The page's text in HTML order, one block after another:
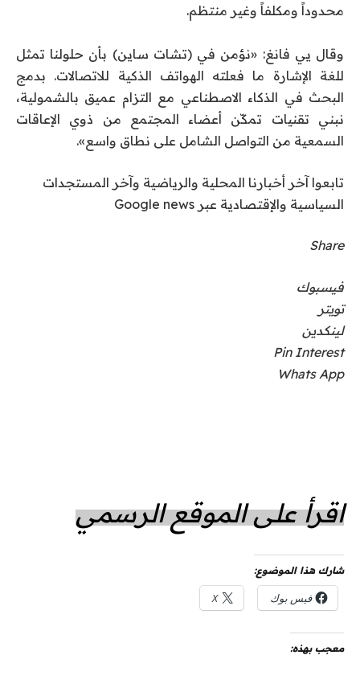
محدوداً ومكلفاً وغير منتظم.
وقال يي فانغ: «نؤمن في (تشات ساين) بأن حلولنا تمثل
للغة الإشارة ما فعلته الهواتف الذكية للاتصالات. بدمج
البحث في الذكاء الاصطناعي مع التزام عميق بالشمولية،
نبني تقنيات تمكّن أعضاء المجتمع من ذوي الإعاقات
السمعية من التواصل الشامل على نطاق واسع».
تابعوا آخر أخبارنا المحلية والرياضية وآخر المستجدات
السياسية والإقتصادية عبر Google news
Share
فيسبوك
تويتر
لينكدين
Pin Interest
Whats App
اقرأ على الموقع الرسمي
شارك هذا الموضوع:
فيس بوك X
معجب بهذه: